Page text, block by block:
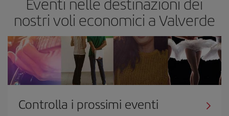
nostri voli economici a Valverde
Controlla i prossimi eventi